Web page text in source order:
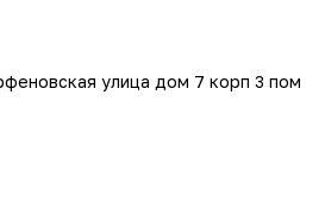
улица дом 7 корп 3 пом